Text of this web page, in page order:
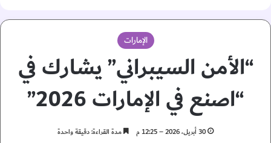
الإمارات
“الأمن السيبراني” يشارك في
“اصنع في الإمارات 2026”
30 أبريل، 2026 – 12:25 م مدة القراءة: دقيقة واحدة